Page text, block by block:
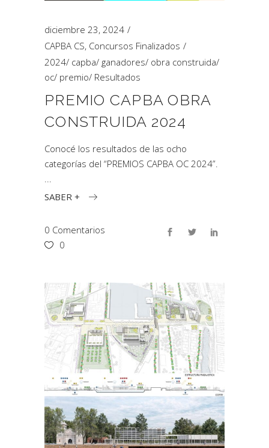
diciembre 23, 2024
CAPBA CS, Concursos Finalizados
2024/ capba/ ganadores/ obra construida/
oc/ premio/ Resultados
PREMIO CAPBA OBRA
CONSTRUIDA 2024
Conocé los resultados de las ocho
categorías del “PREMIOS CAPBA OC 2024”.
SABER +
0 Comentarios
0